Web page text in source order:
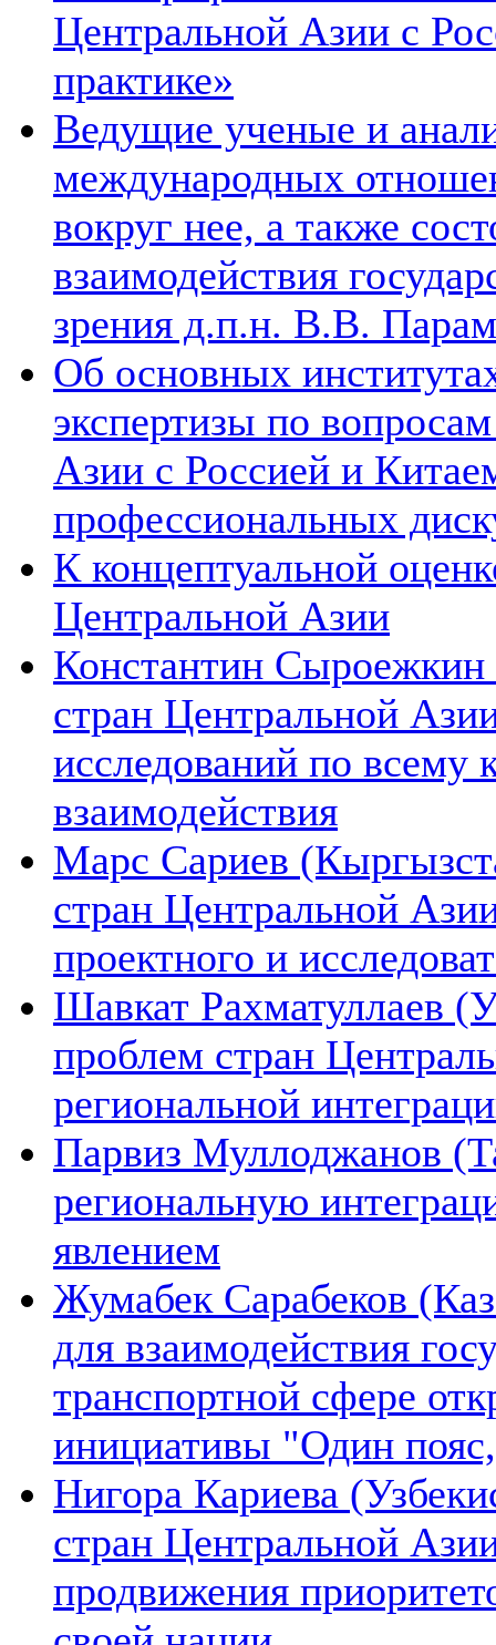
Центральной Азии с
практике»
Ведущие ученые и
международных
вокруг нее, а также
взаимодействия
зрения д.п.н. В.В.
Об основных
экспертизы по
Азии с Россией и
профессиональных
К концептуальной
Центральной Азии
Константин Сыроежкин
стран Центральной
исследований по всему
взаимодействия
Марс Сариев
стран Центральной
проектного и
Шавкат Рахматуллаев
проблем стран
региональной
Парвиз Муллоджанов
региональную
явлением
Жумабек Сарабеков
для взаимодействия
транспортной сфере
инициативы "Один
Нигора Кариева
стран Центральной
продвижения